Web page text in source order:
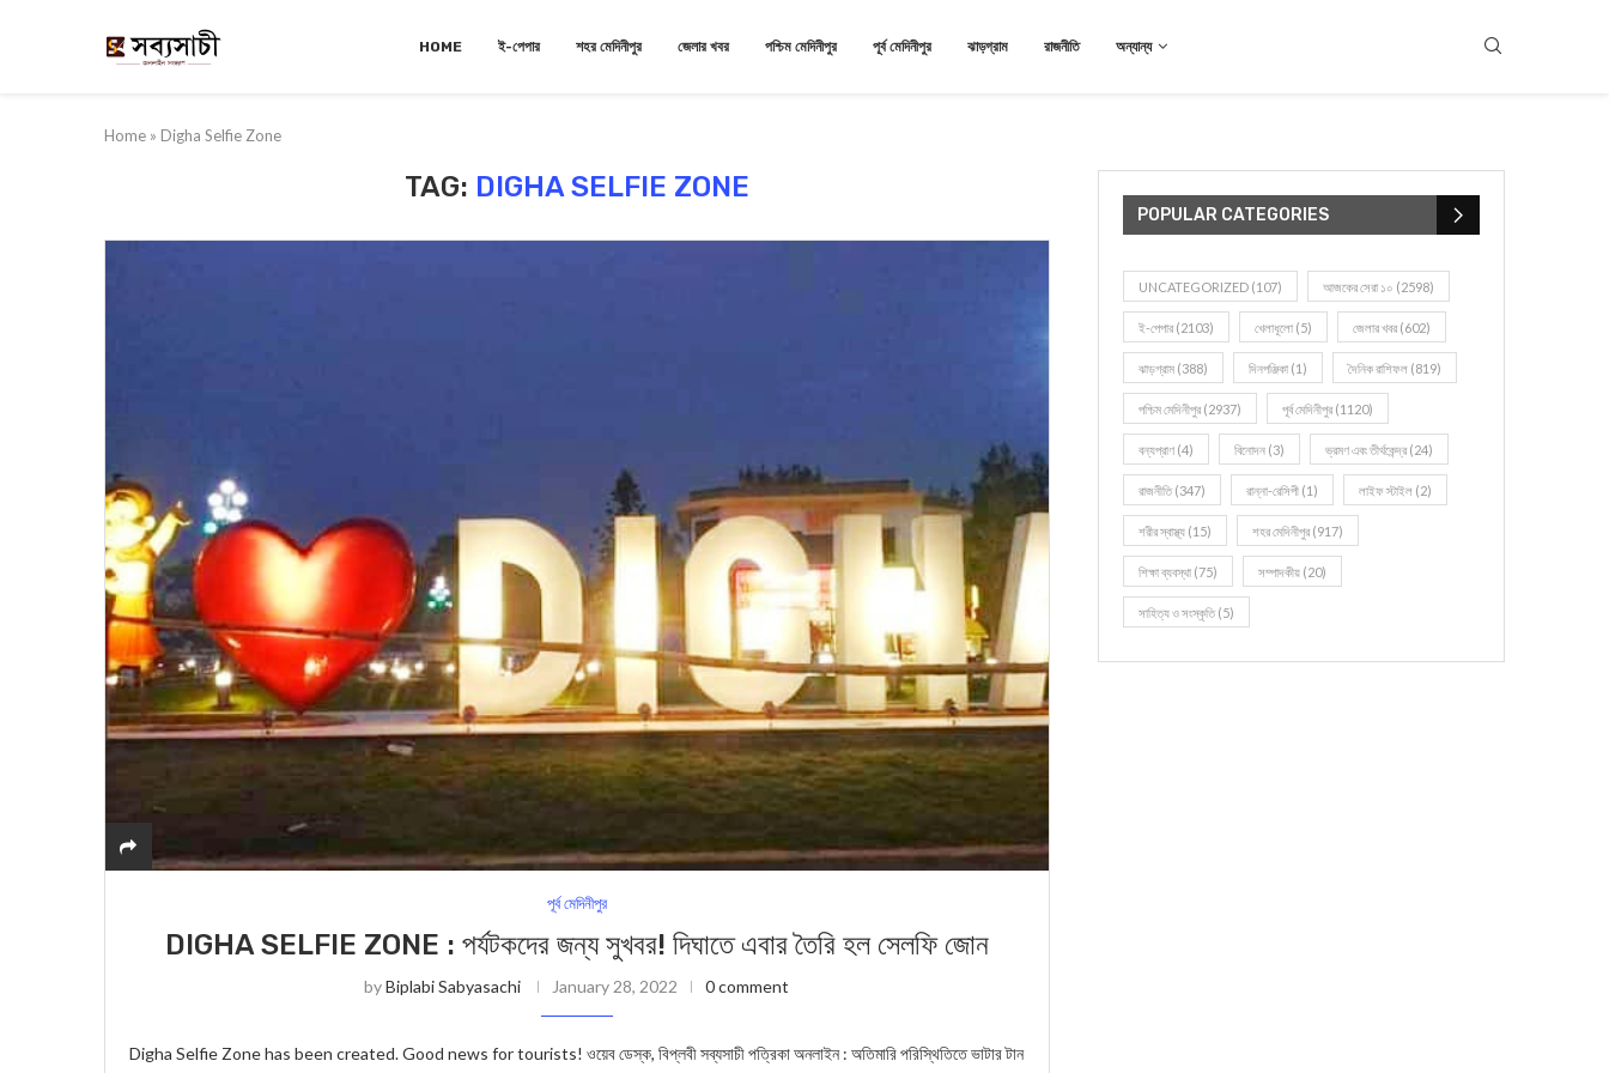
HOME ই-পেপার শহর মেদিনীপুর জেলার খবর পশ্চিম মেদিনীপুর পূর্ব মেদিনীপুর ঝাড়গ্রাম রাজনীতি অন্যান্য
Home » Digha Selfie Zone
TAG: DIGHA SELFIE ZONE
পূর্ব মেদিনীপুর
DIGHA SELFIE ZONE : পর্যটকদের জন্য সুখবর! দিঘাতে এবার তৈরি হল সেলফি জোন
byBiplabi Sabyasachi January 28, 2022 0 comment
Digha Selfie Zone has been created. Good news for tourists! ওয়েব ডেস্ক, বিপ্লবী সব্যসাচী পত্রিকা অনলাইন : অতিমারি পরিস্থিতিতে ভাটার টান
POPULAR CATEGORIES
UNCATEGORIZED (107) আজকের সেরা ১০ (2598)
ই-পেপার (2103) খেলাধূলো (5) জেলার খবর (602)
ঝাড়গ্রাম (388) দিনপঞ্জিকা (1) দৈনিক রাশিফল (819)
পশ্চিম মেদিনীপুর (2937) পূর্ব মেদিনীপুর (1120)
বন্যপ্রাণ (4) বিনোদন (3) ভ্রমণ এবং তীর্থকেন্দ্র (24)
রাজনীতি(347) রান্না-রেসিপী (1) লাইফ স্টাইল (2)
শরীর স্বাস্থ্য (15) শহর মেদিনীপুর (917)
শিক্ষা ব্যবস্থা (75) সম্পাদকীয় (20)
সাহিত্য ও সংস্কৃতি(5)